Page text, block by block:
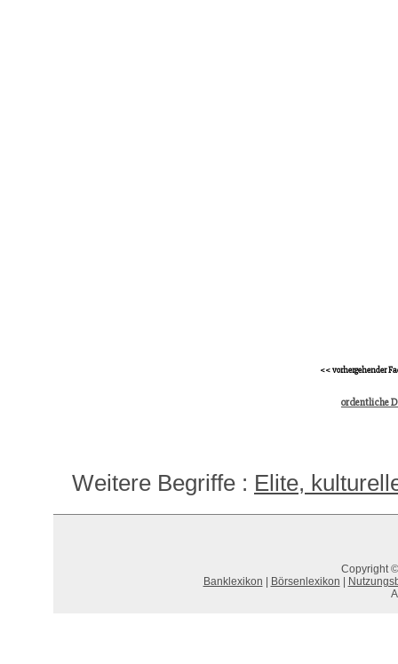
<< vorhergehender
ordentliche
Weitere Begriffe : Elite,
Copyright
Banklexikon
Börsenlexikon